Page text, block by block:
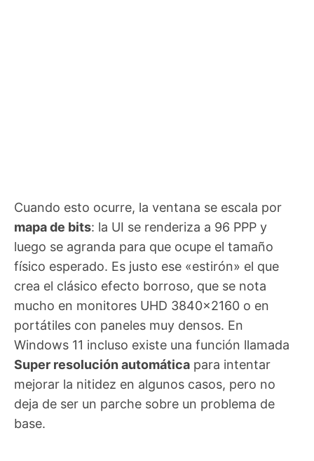
Cuando esto ocurre, la ventana se escala por
mapa de bits: la UI se renderiza a 96 PPP y
luego se agranda para que ocupe el tamaño
físico esperado. Es justo ese «estirón» el que
crea el clásico efecto borroso, que se nota
mucho en monitores UHD 3840×2160 o en
portátiles con paneles muy densos. En
Windows 11 incluso existe una función llamada
Super resolución automática para intentar
mejorar la nitidez en algunos casos, pero no
deja de ser un parche sobre un problema de
base.